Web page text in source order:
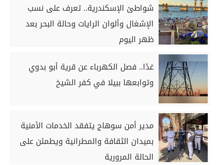
شواطئ الإسكندرية.. تعرف على نسب
الإشغال وألوان الرايات وحالة البحر بعد
ظهر اليوم
غدًا.. فصل الكهرباء عن قرية أبو بدوي
وتوابعها ببيلا في كفر الشيخ
مدير أمن سوهاج يتفقد الخدمات الأمنية
بميدان الثقافة والمطرانية ويطمئن على
الحالة المرورية